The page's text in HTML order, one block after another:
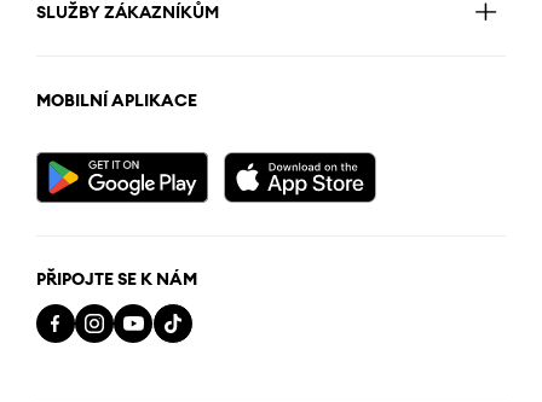
SLUŽBY ZÁKAZNÍKŮM
MOBILNÍ APLIKACE
PŘIPOJTE SE K NÁM